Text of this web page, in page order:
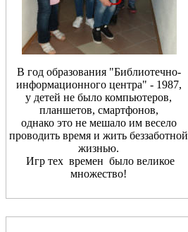
В год образования "Библиотечно-
информационного центра" - 1987,
у детей не было компьютеров,
планшетов, смартфонов,
однако это не мешало им весело
проводить время и жить беззаботной
жизнью.
Игр тех времен было великое
множество!